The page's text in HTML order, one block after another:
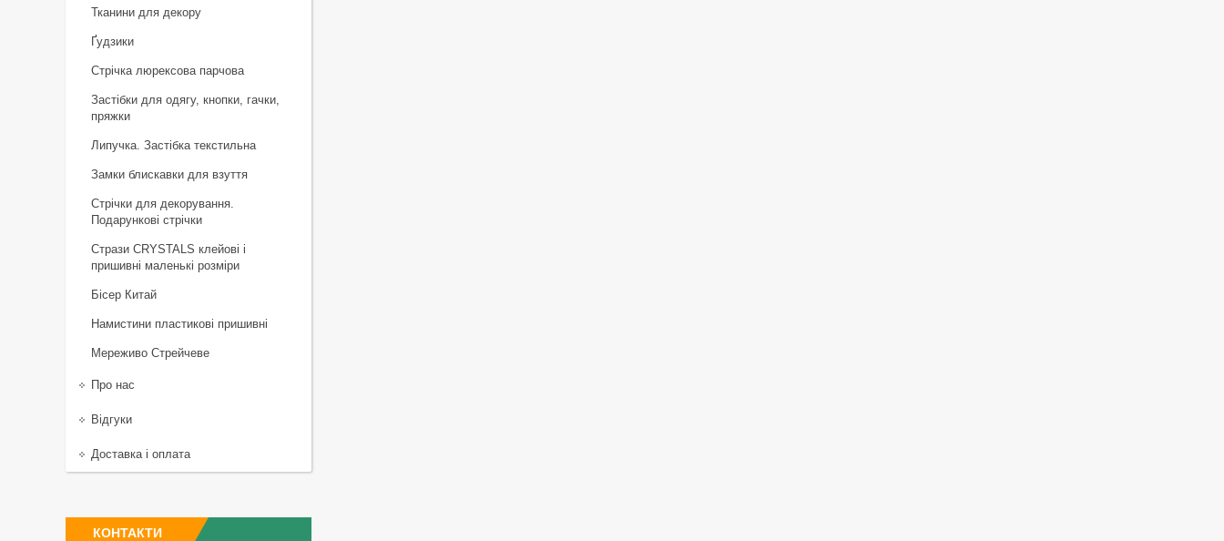
Тканини для декору
Ґудзики
Стрічка люрексова парчова
Застібки для одягу, кнопки, гачки,
пряжки
Липучка. Застібка текстильна
Замки блискавки для взуття
Стрічки для декорування.
Подарункові стрічки
Стрази CRYSTALS клейові і
пришивні маленькі розміри
Бісер Китай
Намистини пластикові пришивні
Мереживо Стрейчеве
Про нас
Відгуки
Доставка і оплата
КОНТАКТИ